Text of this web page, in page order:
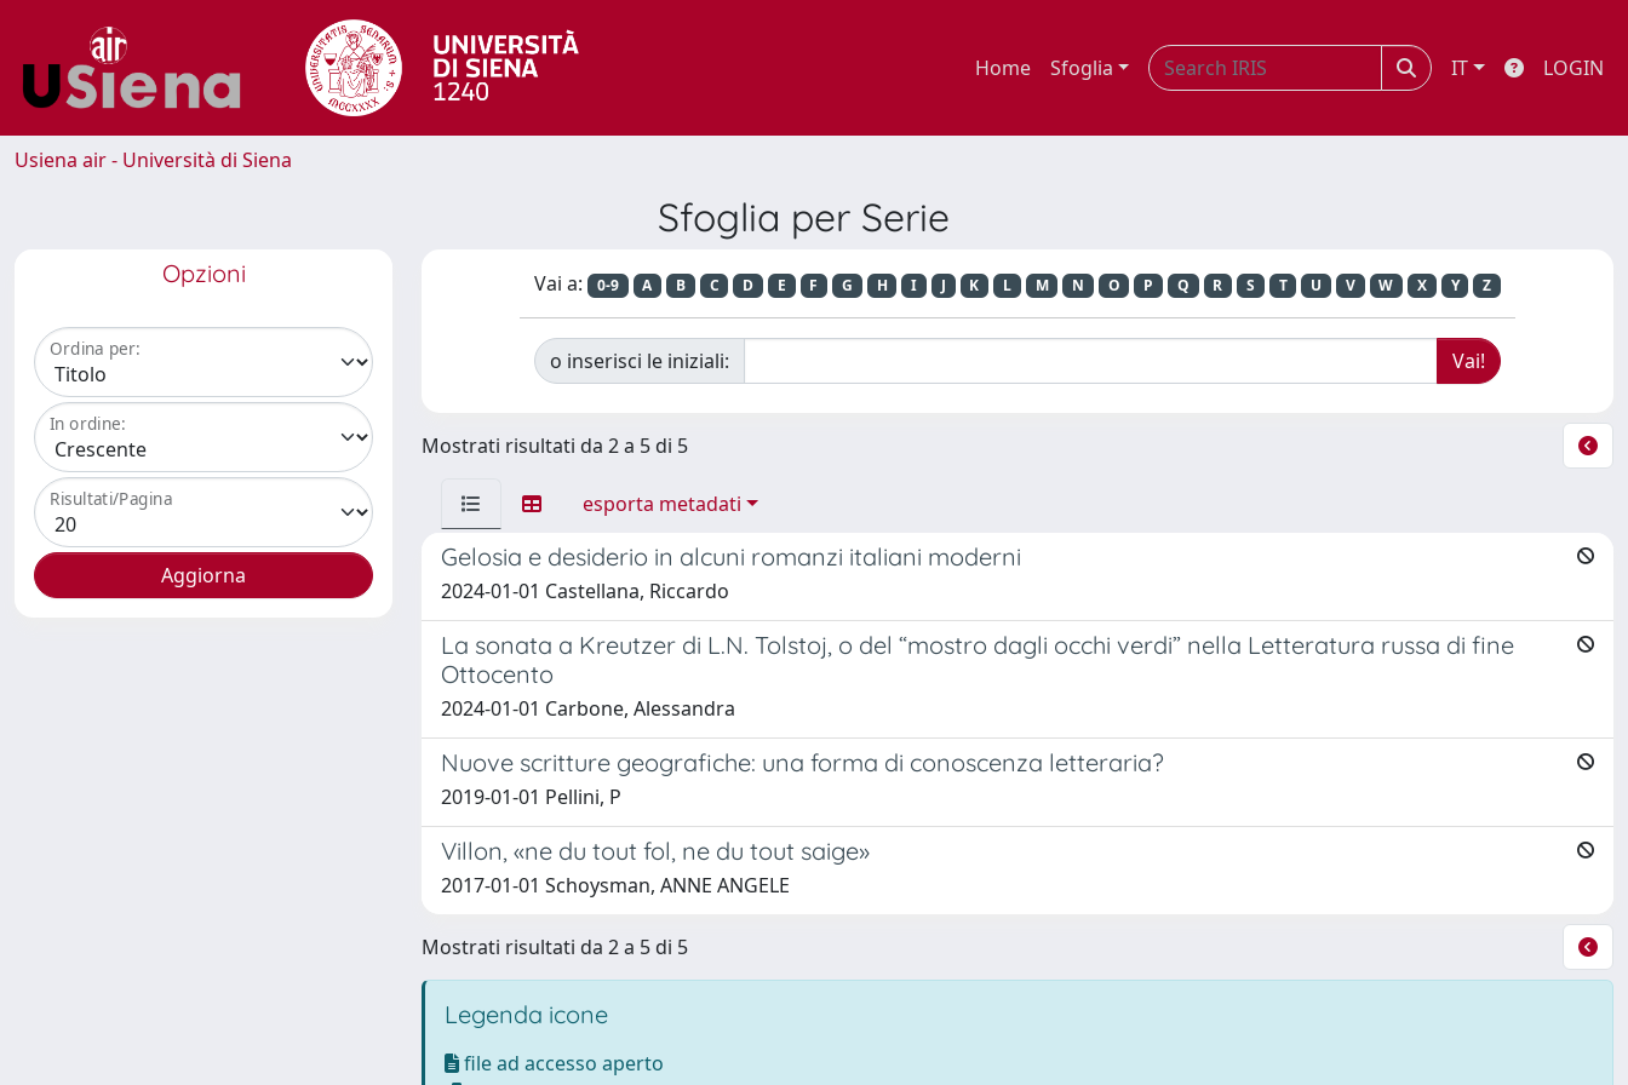
Home Sfoglia IT LOGIN
Usiena air - Università di Siena
Sfoglia per Serie
Opzioni
Ordina per:
In ordine:
Risultati/Pagina
Vai a: 0-9 A B C D E F G H I J K L M N O P Q R S T U V W X Y Z
o inserisci le iniziali:
Mostrati risultati da 2 a 5 di 5
esporta metadati
Gelosia e desiderio in alcuni romanzi italiani moderni
2024-01-01 Castellana, Riccardo
La sonata a Kreutzer di L.N. Tolstoj, o del “mostro dagli occhi verdi” nella Letteratura russa di fine
Ottocento
2024-01-01 Carbone, Alessandra
Nuove scritture geografiche: una forma di conoscenza letteraria?
2019-01-01 Pellini, P
Villon, «ne du tout fol, ne du tout saige»
2017-01-01 Schoysman, ANNE ANGELE
Mostrati risultati da 2 a 5 di 5
Legenda icone
file ad accesso aperto